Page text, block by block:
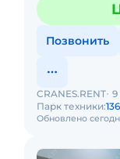
Позвонить
Обновлено
CRANES.RENT 9
Парк техники: